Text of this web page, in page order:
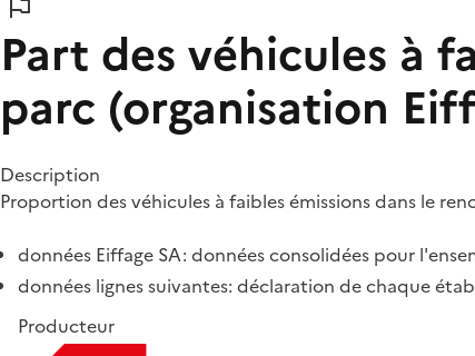
Part des véhicules à
parc (organisation
Description
Proportion des véhicules à faibles émissions dans le
données Eiffage SA: données consolidées pour
données lignes suivantes: déclaration de chaque
Producteur